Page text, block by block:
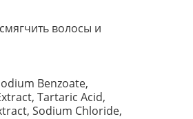
волосы и
Benzoate,
Tartaric Acid,
Sodium Chloride,